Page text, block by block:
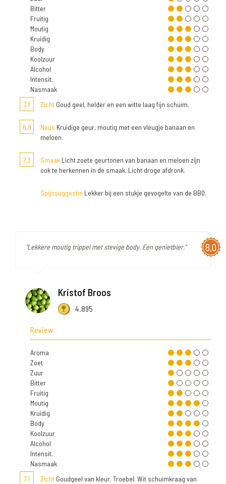
Bitter
Fruitig
Moutig
Kruidig
Body
Koolzuur
Alcohol
Intensit.
Nasmaak
7,1
Zicht Goud geel, helder en een witte laag fijn schuim.
6,9 Neus Kruidige geur, moutig met een vleugje banaan en
meloen.
7,3 Smaak Licht zoete geurtonen van banaan en meloen zijn
ook te herkennen in de smaak. Licht droge afdronk.
Spijssuggestie Lekker bij een stukje gevogelte van de BBQ.
8,0
"Lekkere moutig trippel met stevige body. Een genietbier."
Kristof Broos
4.895
Review
Aroma
Zoet
Zuur
Bitter
Fruitig
Moutig
Kruidig
Body
Koolzuur
Alcohol
Intensit.
Nasmaak
7,1
Zicht Goudgeel van kleur. Troebel. Wit schuimkraag van